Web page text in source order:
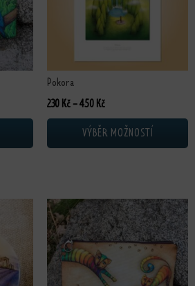
Pokora
230 Kč –450 KčRozpětí cen: 230 Kč až
VÝBĚR MOŽNOSTÍ